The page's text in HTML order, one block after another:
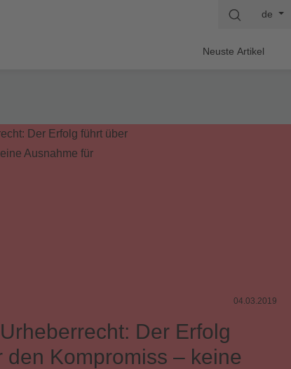
de
Neuste Artikel
04.03.2019
Der Erfolg
den Kompromiss – keine